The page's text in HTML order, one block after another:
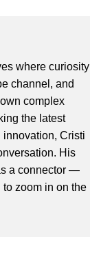
where curiosity
channel, and
complex
the latest
innovation, Cristi
His
a connector —
zoom in on the